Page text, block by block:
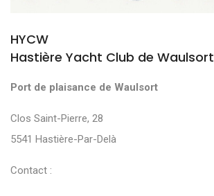
HYCW
Hastière Yacht Club de Waulsort
Port de plaisance de Waulsort
Clos Saint-Pierre, 28
5541 Hastière-Par-Delà
Contact :